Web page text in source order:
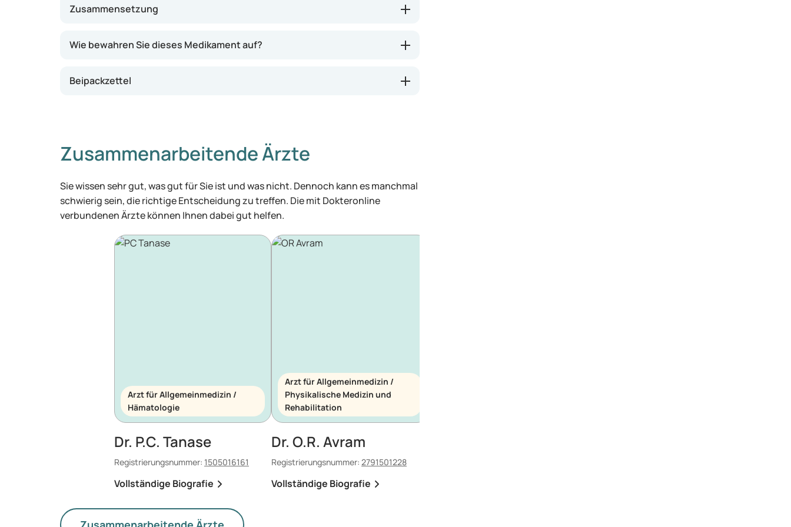
Zusammensetzung
Wie bewahren Sie dieses Medikament auf?
Beipackzettel
Zusammenarbeitende Ärzte
Sie wissen sehr gut, was gut für Sie ist und was nicht. Dennoch kann es manchmal
schwierig sein, die richtige Entscheidung zu treffen. Die mit Dokteronline
verbundenen Ärzte können Ihnen dabei gut helfen.
Arzt für Allgemeinmedizin /
Hämatologie
Dr. P.C. Tanase
Registrierungsnummer: 1505016161
Vollständige Biografie
Arzt für Allgemeinmedizin /
Physikalische Medizin und
Rehabilitation
Dr. O.R. Avram
Registrierungsnummer: 2791501228
Vollständige Biografie